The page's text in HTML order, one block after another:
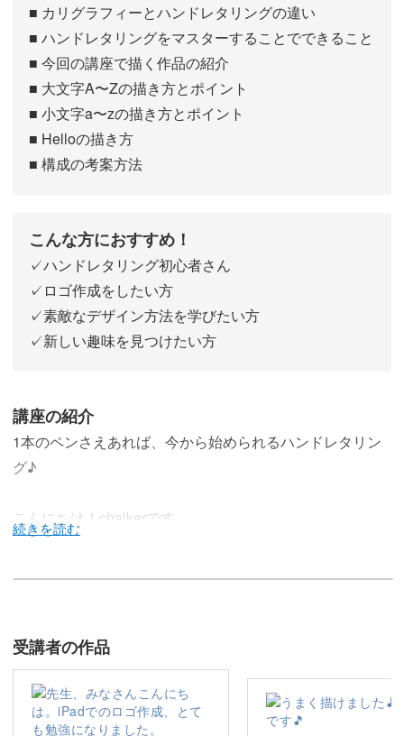
■ カリグラフィーとハンドレタリングの違い
■ ハンドレタリングをマスターすることでできること
■ 今回の講座で描く作品の紹介
■ 大文字A〜Zの描き方とポイント
■ 小文字a〜zの描き方とポイント
■ Helloの描き方
■ 構成の考案方法
こんな方におすすめ！
✓ハンドレタリング初心者さん
✓ロゴ作成をしたい方
✓素敵なデザイン方法を学びたい方
✓新しい趣味を見つけたい方
講座の紹介
1本のペンさえあれば、今から始められるハンドレタリン
グ♪
こんにちは！chalkerです。
皆さんは「ハンドレタリング」を、ご存知ですか？
ハンドレタリングとは、主に広告で使われる文字をデザイ
受講者の作品